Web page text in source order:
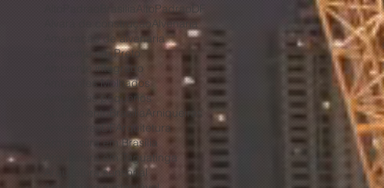
AltoPadraoDF
Alvará de construçãoAlvenaria
Amarração de alvenaria
Ambiente em Preto
Ambiente integrado
Ambientes Molhados
Ambientes pequenos
ApartamentoBrasiliaArniqueiras
ArniqueirasDF Arquitetura
Arquitetura em Brasília
Arquitetura em Taguatinga
Arquitetura sensorial